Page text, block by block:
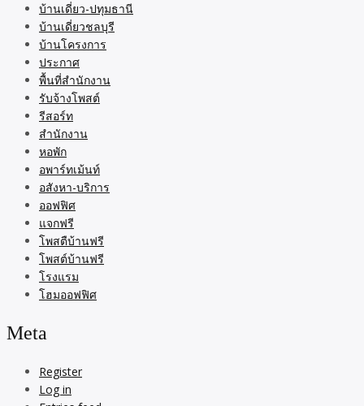
บ้านเดี่ยว-ปทุมธานี
บ้านเดี่ยวชลบุรี
บ้านโครงการ
ประกาศ
พื้นที่สำนักงาน
รับจ้างโพสต์
รีสอร์ท
สำนักงาน
หอพัก
อพาร์ทเม้นท์
อสังหา-บริการ
ออฟฟิศ
แจกฟรี
โพสตืบ้านฟรี
โพสต์บ้านฟรี
โรงแรม
โฮมออฟฟิศ
Meta
Register
Log in